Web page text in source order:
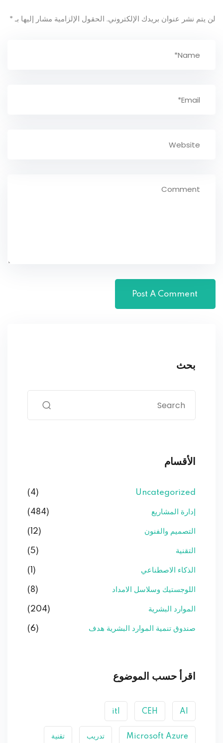
لن يتم نشر عنوان بريدك الإلكتروني. الحقول الإلزامية مشار إليها بـ *
بحث
الأقسام
Uncategorized
(4)
إدارة المشاريع (484)
التصميم والفنون (12)
التقنية (5)
الذكاء الاصطناعي (1)
اللوجستيك وسلاسل الامداد (8)
الموارد البشرية (204)
صندوق تنمية الموارد البشرية هدف (6)
اقرأ حسب الموضوع
AI
CEH
itl
Microsoft Azure تدريب تقنية